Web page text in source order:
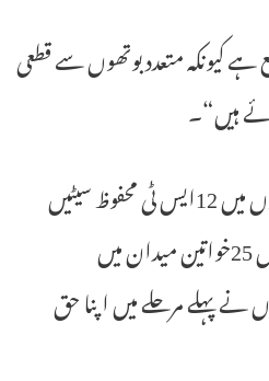
کیونکہ متعدد بوتھوں سے قطعی
ہیں“۔
پہلے مرحلے میں 20اسمبلی حلقوں میں 12ایس ٹی محفوظ سیٹیں
ہیں۔جملہ 223امیدوار‘ بشمول 25خواتین میدان میں
دہندوں نے پہلے مرحلے میں اپنا حق